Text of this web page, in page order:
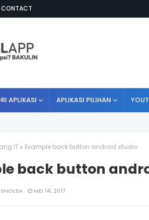
CONTACT
APLIKASI APLIKASI PILIHAN
IT Example back button android studio
back button
MEI 14, 2017